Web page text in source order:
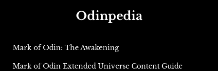
Odinpedia
Mark of Odin: The Awakening
Mark of Odin Extended Universe Content Guide